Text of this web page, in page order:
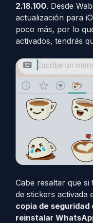
2.18.100. Desde
actualización para
poco más, por lo
activados, tendrás
Cabe resaltar que
de stickers activada
copia de
reinstalar